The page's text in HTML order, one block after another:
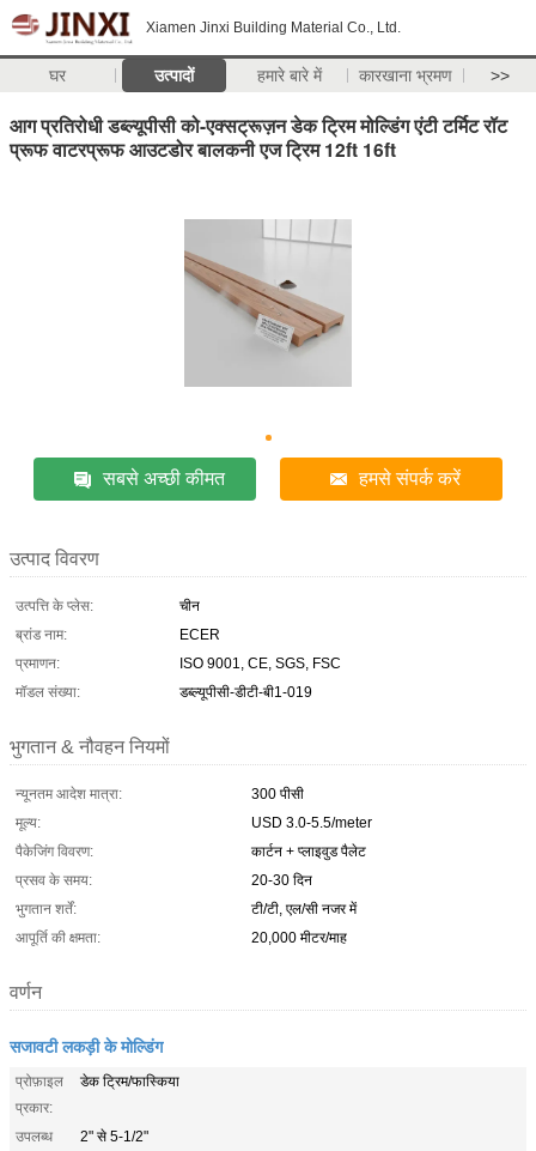
Xiamen Jinxi Building Material Co., Ltd.
घर उत्पादों हमारे बारे में कारखाना भ्रमण >>
आग प्रतिरोधी डब्ल्यूपीसी को-एक्सट्रूज़न डेक ट्रिम मोल्डिंग एंटी टर्मिट रॉट
प्रूफ वाटरप्रूफ आउटडोर बालकनी एज ट्रिम 12ft 16ft
सबसे अच्छी कीमत हमसे संपर्क करें
उत्पाद विवरण
उत्पत्ति के प्लेस:
चीन
ब्रांड नाम:
ECER
प्रमाणन:
ISO 9001, CE, SGS, FSC
मॉडल संख्या:
डब्ल्यूपीसी-डीटी-बी1-019
भुगतान & नौवहन नियमों
न्यूनतम आदेश मात्रा:
300 पीसी
मूल्य:
USD 3.0-5.5/meter
पैकेजिंग विवरण:
कार्टन + प्लाइवुड पैलेट
प्रसव के समय:
20-30 दिन
भुगतान शर्तें:
टी/टी, एल/सी नजर में
आपूर्ति की क्षमता:
20,000 मीटर/माह
वर्णन
सजावटी लकड़ी के मोल्डिंग
प्रोफ़ाइल
प्रकार:
डेक ट्रिम/फास्किया
उपलब्ध
2" से 5-1/2"